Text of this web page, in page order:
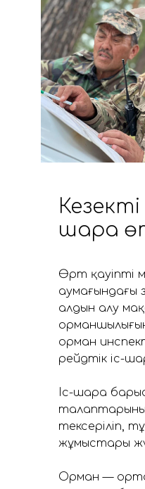
шара
Өрт қауіпті
аумағындағы
алдын алу
орман
рейдтік іс-
Іс-шара
тексеріліп,
жұмыстары
Орман —